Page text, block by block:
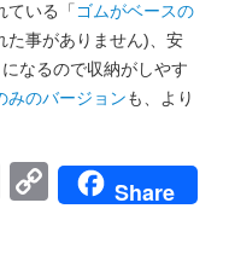
ている「 ゴムがベースの
た事がありません)、安
なるので収納がしやす
みのバージョンも、より
EmailCopyShare